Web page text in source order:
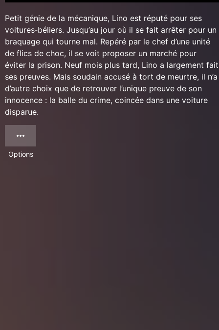
Petit génie de la mécanique, Lino est réputé pour ses
voitures‐béliers. Jusqu’au jour où il se fait arrêter pour un
braquage qui tourne mal. Repéré par le chef d’une unité
de flics de choc, il se voit proposer un marché pour
éviter la prison. Neuf mois plus tard, Lino a largement fait
ses preuves. Mais soudain accusé à tort de meurtre, il n’a
d’autre choix que de retrouver l’unique preuve de son
innocence : la balle du crime, coincée dans une voiture
disparue.
Options